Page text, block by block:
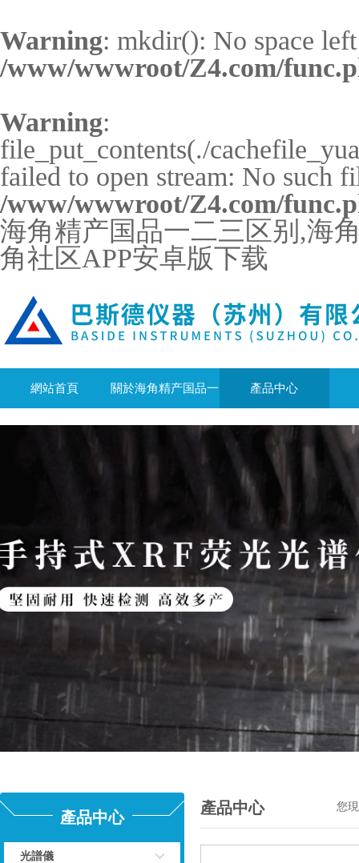
Warning: mkdir(): No space
/www/wwwroot/Z4.com/
Warning:
file_put_contents(./
failed to open stream: No such
/www/wwwroot/Z4.com/
海角精产国品一二三区别,海
角社区APP安卓版下载
網站首頁 關於海角精产国品一
二三区别
產品中心
產品中心
光譜儀
產品中心 您